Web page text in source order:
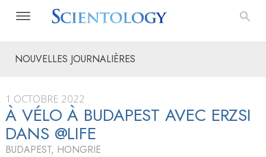
NOUVELLES JOURNALIÈRES
1 OCTOBRE 2022
À VÉLO À BUDAPEST AVEC ERZSI
DANS @LIFE
BUDAPEST, HONGRIE